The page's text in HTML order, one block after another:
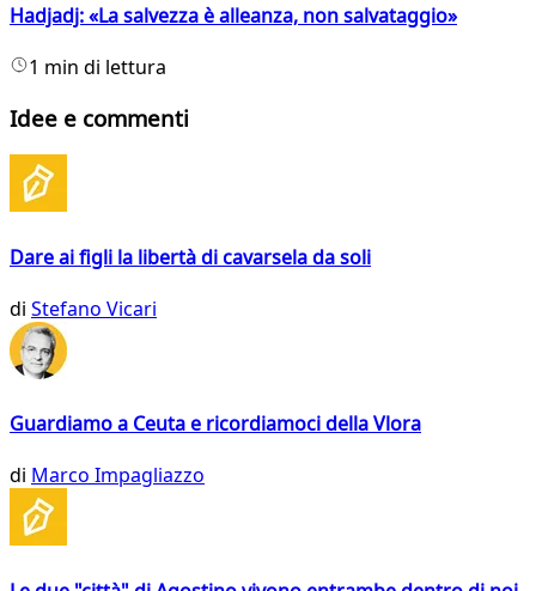
Hadjadj: «La salvezza è alleanza, non salvataggio»
1 min di lettura
Idee e commenti
Dare ai figli la libertà di cavarsela da soli
di Stefano Vicari
Guardiamo a Ceuta e ricordiamoci della Vlora
di Marco Impagliazzo